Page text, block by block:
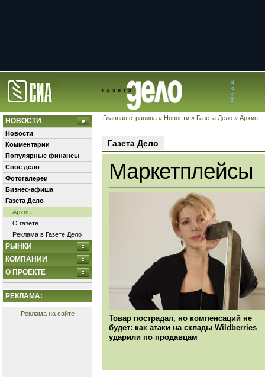
Главная страница » Новости » Газета Дело » Архив
НОВОСТИ
Новости
Комментарии
Популярные финансы
Свое дело
Фотогалереи
Бизнес-афиша
Газета Дело
Архив
О газете
Реклама в Газете Дело
РЫНКИ
КОМПАНИИ
О ПРОЕКТЕ
РЕКЛАМА:
Реклама на сайте
Газета Дело
Маркетплейсы
Товар пострадал, но компенсаций не
будет: как атаки на склады Wildberries
ударили по продавцам